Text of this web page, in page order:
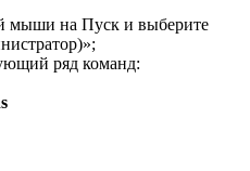
мыши на Пуск и выберите
ряд команд: